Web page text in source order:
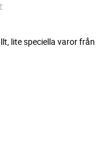
lite speciella varor från